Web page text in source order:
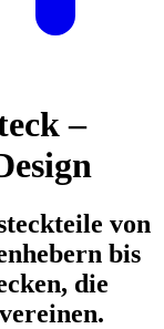
–
von
bis
die